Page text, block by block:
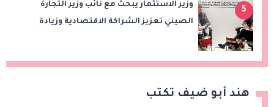
5
وزير الاستثمار يبحث مع نائب وزير التجارة
الصيني تعزيز الشراكة الاقتصادية وزيادة
هند أبو ضيف تكتب